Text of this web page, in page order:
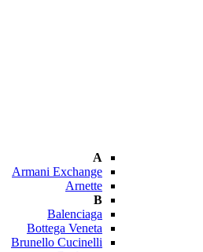
A
Armani Exchange
Arnette
B
Balenciaga
Bottega Veneta
Brunello Cucinelli